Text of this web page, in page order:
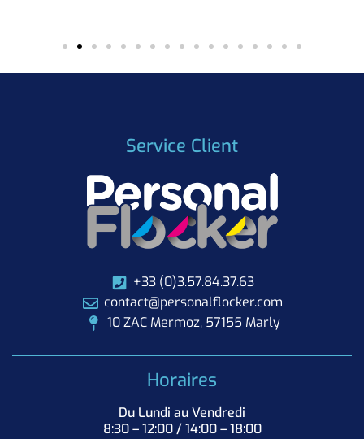
Service Client
+33 (0)3.57.84.37.63
contact@personalflocker.com
10 ZAC Mermoz, 57155 Marly
Horaires
Du Lundi au Vendredi
8:30 – 12:00 / 14:00 – 18:00